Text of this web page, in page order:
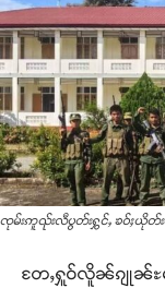
ၸုမ်းဢူၺ်းလီပွတ်းႁွင်ႇ ၶဝ်ႈယိုတ်းလု
တႄႇႁူဝ်လိူၼ်ၵျုၼ်ႊမႃ